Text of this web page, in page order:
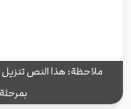
ملاحظة: هذا النص